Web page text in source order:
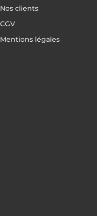
Nos clients
CGV
Mentions légales